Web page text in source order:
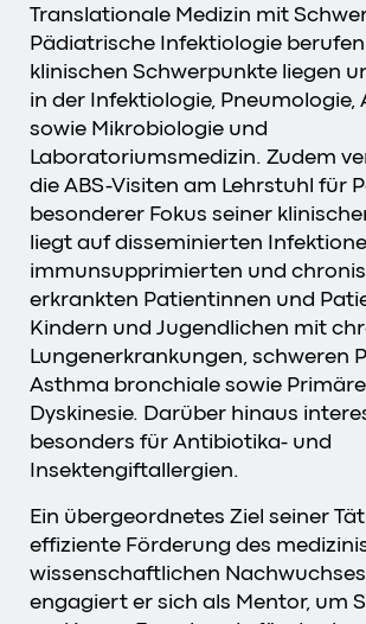
Translationale Medizin mit
Pädiatrische Infektiologie
klinischen Schwerpunkte liegen
in der Infektiologie, Pneumologie,
sowie Mikrobiologie und
Laboratoriumsmedizin. Zudem
die ABS-Visiten am Lehrstuhl für
besonderer Fokus seiner
liegt auf disseminierten
immunsupprimierten und
erkrankten Patientinnen und
Kindern und Jugendlichen mit
Lungenerkrankungen, schweren
Asthma bronchiale sowie
Dyskinesie. Darüber hinaus
besonders für Antibiotika- und
Insektengiftallergien.
Ein übergeordnetes Ziel seiner
effiziente Förderung des
wissenschaftlichen
engagiert er sich als Mentor, um